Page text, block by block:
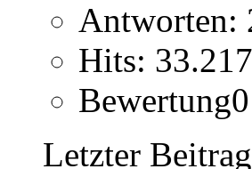
Antworten:
Hits: 33.217
Letzter